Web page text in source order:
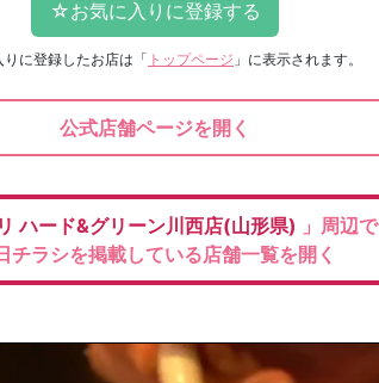
りに登録したお店は 「 トップページ 」に表示されます。
公式店舗ページを開く
ハード&グリーン川西店(山形県) 」周辺で
チラシを掲載している店舗一覧を開く